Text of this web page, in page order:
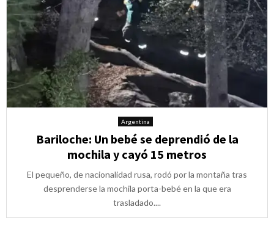
Argentina
Bariloche: Un bebé se deprendió de la
mochila y cayó 15 metros
El pequeño, de nacionalidad rusa, rodó por la montaña tras
desprenderse la mochila porta-bebé en la que era
trasladado....